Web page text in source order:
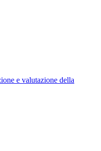
e valutazione della